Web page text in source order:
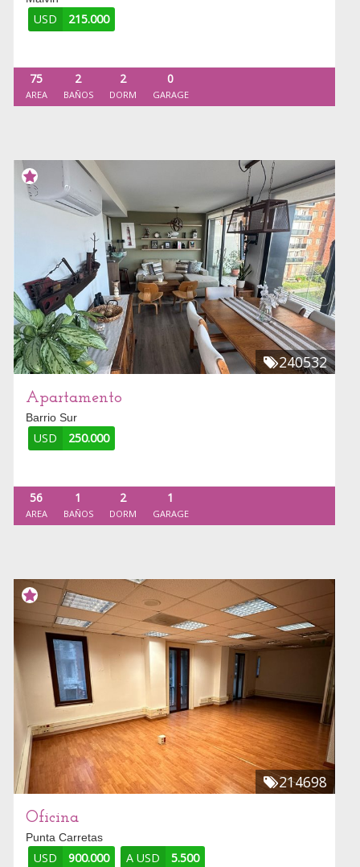
USD 215.000
75
AREA
2
BAÑOS
2
DORM
0
GARAGE
240532
Apartamento
Barrio Sur
USD 250.000
56
AREA
1
BAÑOS
2
DORM
1
GARAGE
214698
Oficina
Punta Carretas
USD 900.000 A USD 5.500